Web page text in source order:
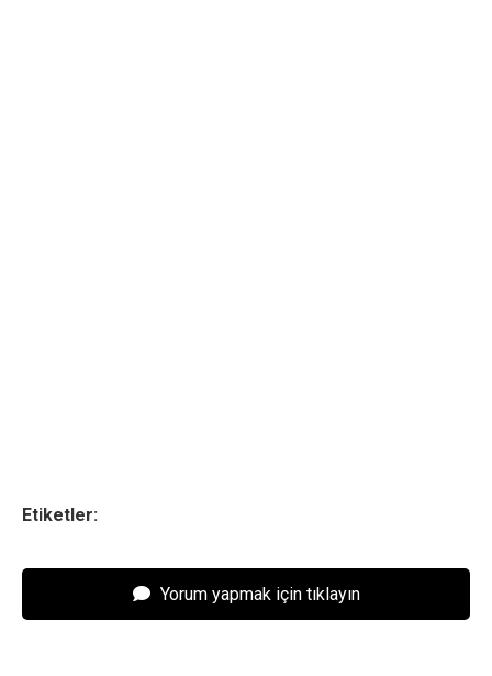
Etiketler:
Yorum yapmak için tıklayın